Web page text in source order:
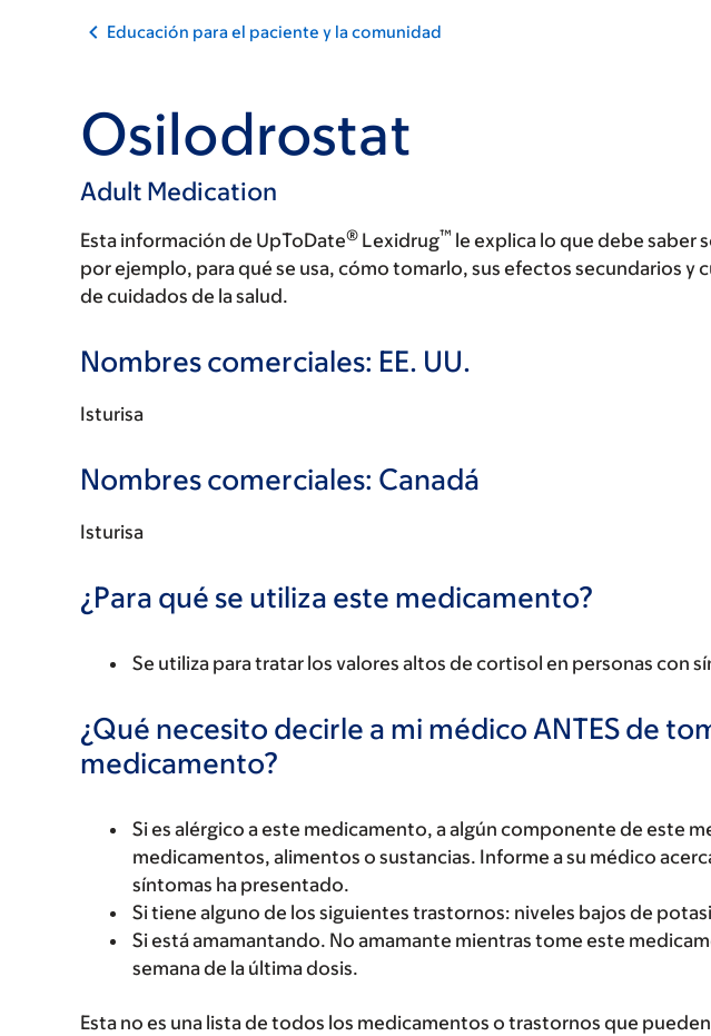
Educación para el paciente y la comunidad
Osilodrostat
Adult Medication
Esta información de UpToDate® Lexidrug™ le explica lo que debe saber
por ejemplo, para qué se usa, cómo tomarlo, sus efectos secundarios y
de cuidados de la salud.
Nombres comerciales: EE. UU.
Isturisa
Nombres comerciales: Canadá
Isturisa
¿Para qué se utiliza este medicamento?
Se utiliza para tratar los valores altos de cortisol en personas con
¿Qué necesito decirle a mi médico ANTES de
medicamento?
Si es alérgico a este medicamento, a algún componente de este
medicamentos, alimentos o sustancias. Informe a su médico
síntomas ha presentado.
Si tiene alguno de los siguientes trastornos: niveles bajos de
Si está amamantando. No amamante mientras tome este
semana de la última dosis.
Esta no es una lista de todos los medicamentos o trastornos que